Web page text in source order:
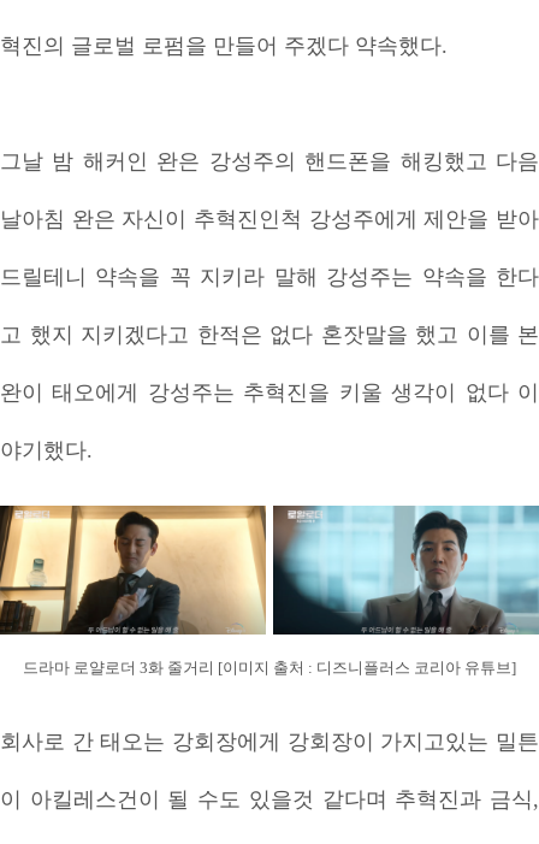
혁진의 글로벌 로펌을 만들어 주겠다 약속했다.
그날 밤 해커인 완은 강성주의 핸드폰을 해킹했고 다음
날아침 완은 자신이 추혁진인척 강성주에게 제안을 받아
드릴테니 약속을 꼭 지키라 말해 강성주는 약속을 한다
고 했지 지키겠다고 한적은 없다 혼잣말을 했고 이를 본
완이 태오에게 강성주는 추혁진을 키울 생각이 없다 이
야기했다.
드라마 로얄로더 3화 줄거리 [이미지 출처 : 디즈니플러스 코리아 유튜브]
회사로 간 태오는 강회장에게 강회장이 가지고있는 밀튼
이 아킬레스건이 될 수도 있을것 같다며 추혁진과 금식,